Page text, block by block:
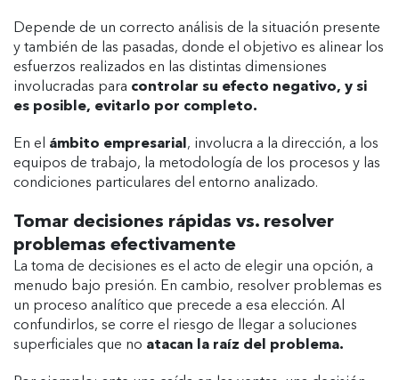
Depende de un correcto análisis de la situación presente
y también de las pasadas, donde el objetivo es alinear los
esfuerzos realizados en las distintas dimensiones
involucradas para controlar su efecto negativo, y si
es posible, evitarlo por completo.
En el ámbito empresarial , involucra a la dirección, a los
equipos de trabajo, la metodología de los procesos y las
condiciones particulares del entorno analizado.
Tomar decisiones rápidas vs. resolver
problemas efectivamente
La toma de decisiones es el acto de elegir una opción, a
menudo bajo presión. En cambio, resolver problemas es
un proceso analítico que precede a esa elección. Al
confundirlos, se corre el riesgo de llegar a soluciones
superficiales que no atacan la raíz del problema.